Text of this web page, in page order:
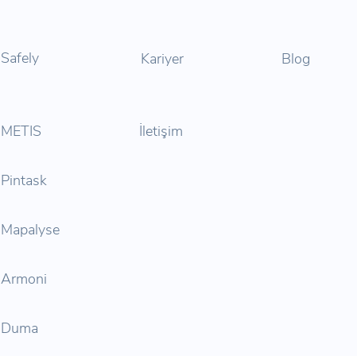
Safely
METIS
Kariyer Blog
İletişim
Pintask
Mapalyse
Armoni
Duma